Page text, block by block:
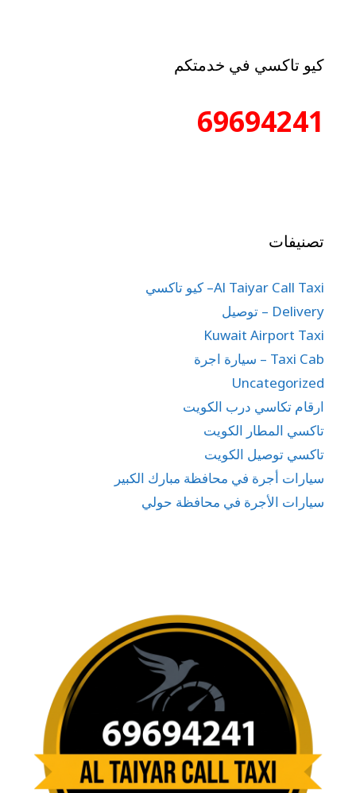
كيو تاكسي في خدمتكم
69694241
تصنيفات
Al Taiyar Call Taxi– كيو تاكسي
Delivery – توصيل
Kuwait Airport Taxi
Taxi Cab – سيارة اجرة
Uncategorized
ارقام تكاسي درب الكويت
تاكسي المطار الكويت
تاكسي توصيل الكويت
سيارات أجرة في محافظة مبارك الكبير
سيارات الأجرة في محافظة حولي